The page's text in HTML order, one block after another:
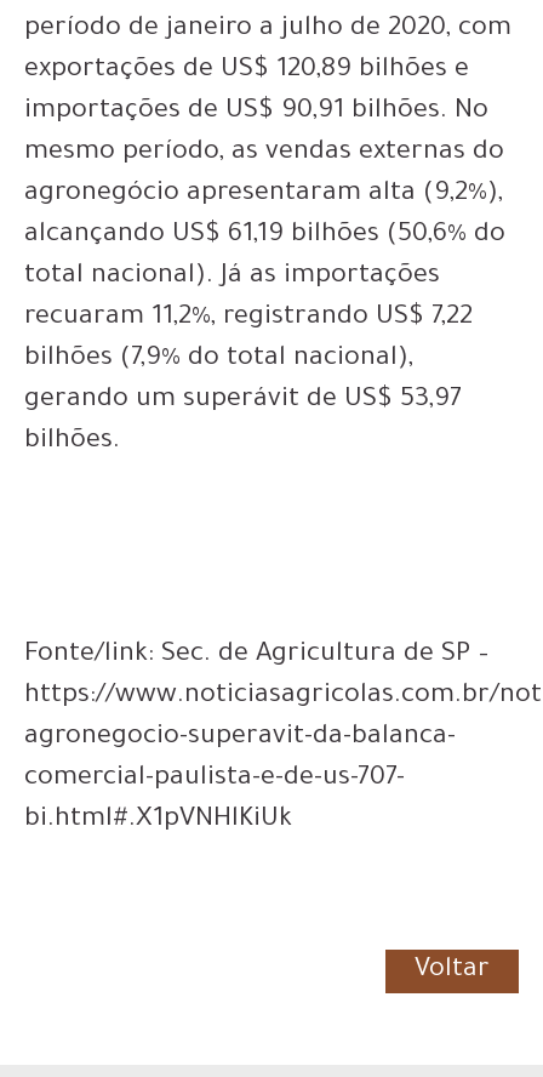
período de janeiro a julho de 2020, com
exportações de US$ 120,89 bilhões e
importações de US$ 90,91 bilhões. No
mesmo período, as vendas externas do
agronegócio apresentaram alta (9,2%),
alcançando US$ 61,19 bilhões (50,6% do
total nacional). Já as importações
recuaram 11,2%, registrando US$ 7,22
bilhões (7,9% do total nacional),
gerando um superávit de US$ 53,97
bilhões.
Fonte/link: Sec. de Agricultura de SP –
https://www.noticiasagricolas.com.br/
agronegocio-superavit-da-balanca-
comercial-paulista-e-de-us-707-
bi.html#.X1pVNHlKiUk
Voltar